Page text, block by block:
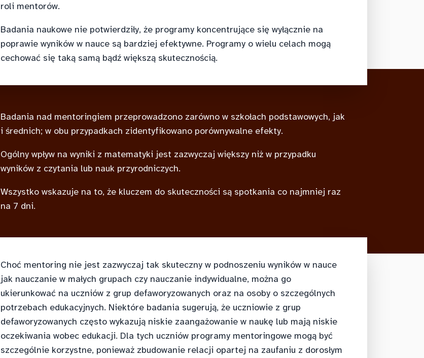
roli mentorów.
Badania naukowe nie potwierdziły, że programy koncentrujące się wyłącznie na
poprawie wyników w nauce są bardziej efektywne. Programy o wielu celach mogą
cechować się taką samą bądź większą skutecznością.
Badania nad mentoringiem przeprowadzono zarówno w szkołach podstawowych, jak
i średnich; w obu przypadkach zidentyfikowano porównywalne efekty.
Ogólny wpływ na wyniki z matematyki jest zazwyczaj większy niż w przypadku
wyników z czytania lub nauk przyrodniczych.
Wszystko wskazuje na to, że kluczem do skuteczności są spotkania co najmniej raz
na 7 dni.
Choć mentoring nie jest zazwyczaj tak skuteczny w podnoszeniu wyników w nauce
jak nauczanie w małych grupach czy nauczanie indywidualne, można go
ukierunkować na uczniów z grup defaworyzowanych oraz na osoby o szczególnych
potrzebach edukacyjnych. Niektóre badania sugerują, że uczniowie z grup
defaworyzowanych często wykazują niskie zaangażowanie w naukę lub mają niskie
oczekiwania wobec edukacji. Dla tych uczniów programy mentoringowe mogą być
szczególnie korzystne, ponieważ zbudowanie relacji opartej na zaufaniu z dorosłym